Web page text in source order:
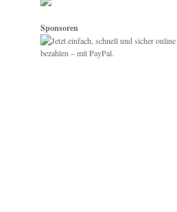
Sponsoren